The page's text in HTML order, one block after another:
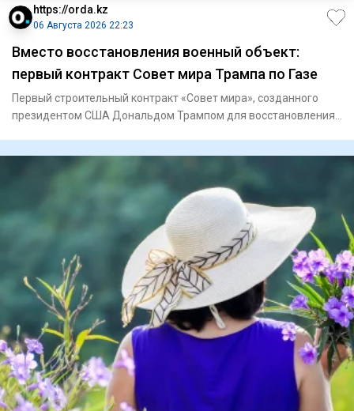
https://orda.kz
06 Августа 2026 22:23
Вместо восстановления военный объект:
первый контракт Совет мира Трампа по Газе
Первый строительный контракт «Совет мира», созданного
президентом США Дональдом Трампом для восстановления